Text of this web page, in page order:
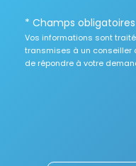
* Champs obligatoires
Vos informations sont
transmises à un conseiller
de répondre à votre